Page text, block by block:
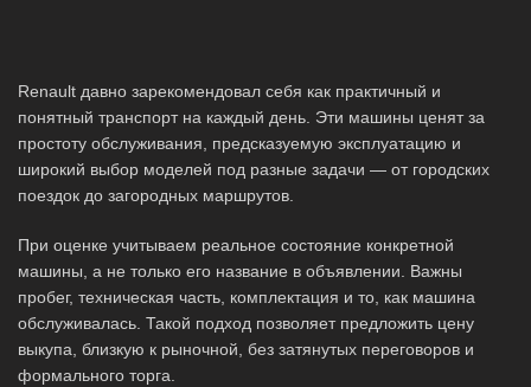
Renault давно зарекомендовал себя как практичный и
понятный транспорт на каждый день. Эти машины ценят за
простоту обслуживания, предсказуемую эксплуатацию и
широкий выбор моделей под разные задачи — от городских
поездок до загородных маршрутов.
При оценке учитываем реальное состояние конкретной
машины, а не только его название в объявлении. Важны
пробег, техническая часть, комплектация и то, как машина
обслуживалась. Такой подход позволяет предложить цену
выкупа, близкую к рыночной, без затянутых переговоров и
формального торга.